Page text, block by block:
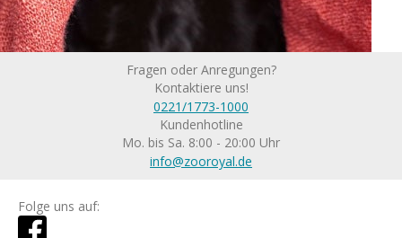
Fragen oder Anregungen?
Kontaktiere uns!
0221/1773-1000
Kundenhotline
Mo. bis Sa. 8:00 - 20:00 Uhr
info@zooroyal.de
Folge uns auf: